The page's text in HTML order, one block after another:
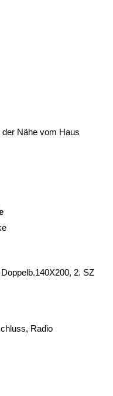
Nähe vom Haus
2. SZ
Radio